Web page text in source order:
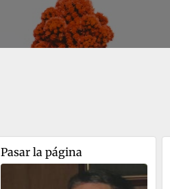
Pasar la página